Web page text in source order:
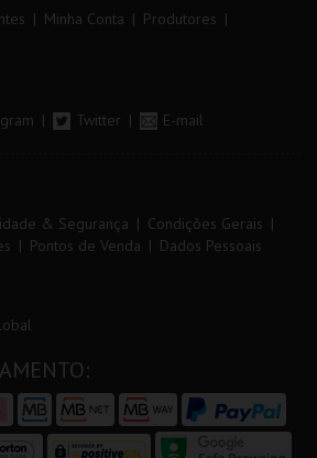
Minha Conta
Produtores
Twitter E-mail
& Segurança
Condições Gerais
Pontos de Venda Dados Pessoais